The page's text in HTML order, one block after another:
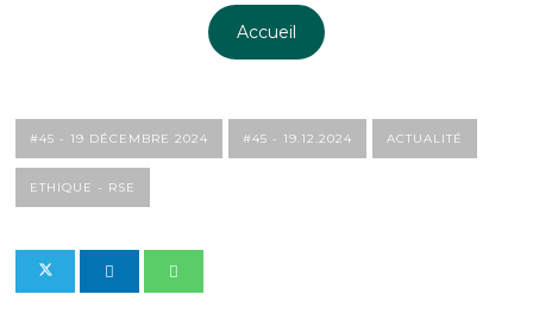
Accueil
#45 - 19 DÉCEMBRE 2024 #45 - 19.12.2024 ACTUALITÉ
ETHIQUE - RSE